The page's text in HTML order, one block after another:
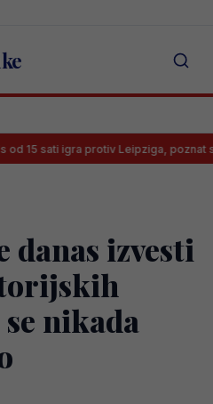
sati igra protiv Leipziga, poznat status
danas izvesti
se nikada